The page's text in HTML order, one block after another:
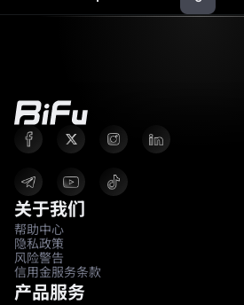
关于我们
帮助中心
隐私政策
风险警告
信用金服务条款
产品服务